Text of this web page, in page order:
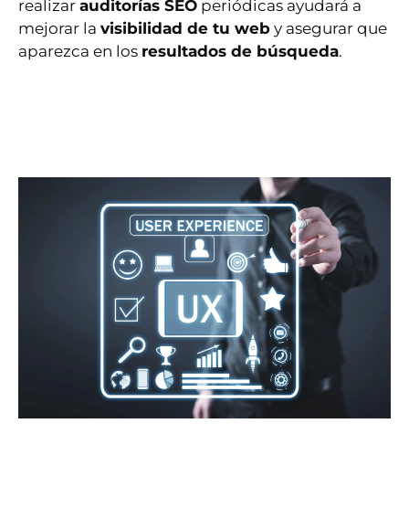
realizar auditorías SEO periódicas ayudará a
mejorar la visibilidad de tu web y asegurar que
aparezca en los resultados de búsqueda.